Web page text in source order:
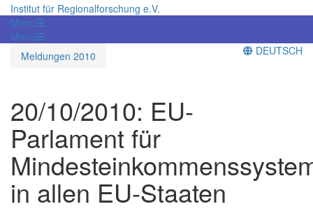
Institut für Regionalforschung e.V.
Menü
Menü
Meldungen 2010
DEUTSCH
20/10/2010: EU-
Parlament für
in allen EU-Staaten